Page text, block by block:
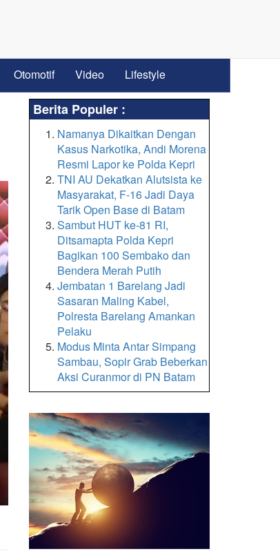
Otomotif Video Lifestyle
Berita Populer :
Namanya Dikaitkan Dengan
Kasus Narkotika, Andi Morena
Resmi Lapor ke Polda Kepri
TNI AU Dekatkan Alutsista ke
Masyarakat, F-16 Jadi Daya
Tarik Open Base di Batam
Sambut HUT ke-81 RI,
Ditsamapta Polda Kepri
Bagikan 100 Sembako dan
Bendera Merah Putih
Jembatan 1 Barelang Jadi
Sasaran Maling Kabel,
Polresta Barelang Amankan
Pelaku
Modus Minta Antar Simpang
Sambau, Sopir Grab Beberkan
Aksi Curanmor di PN Batam